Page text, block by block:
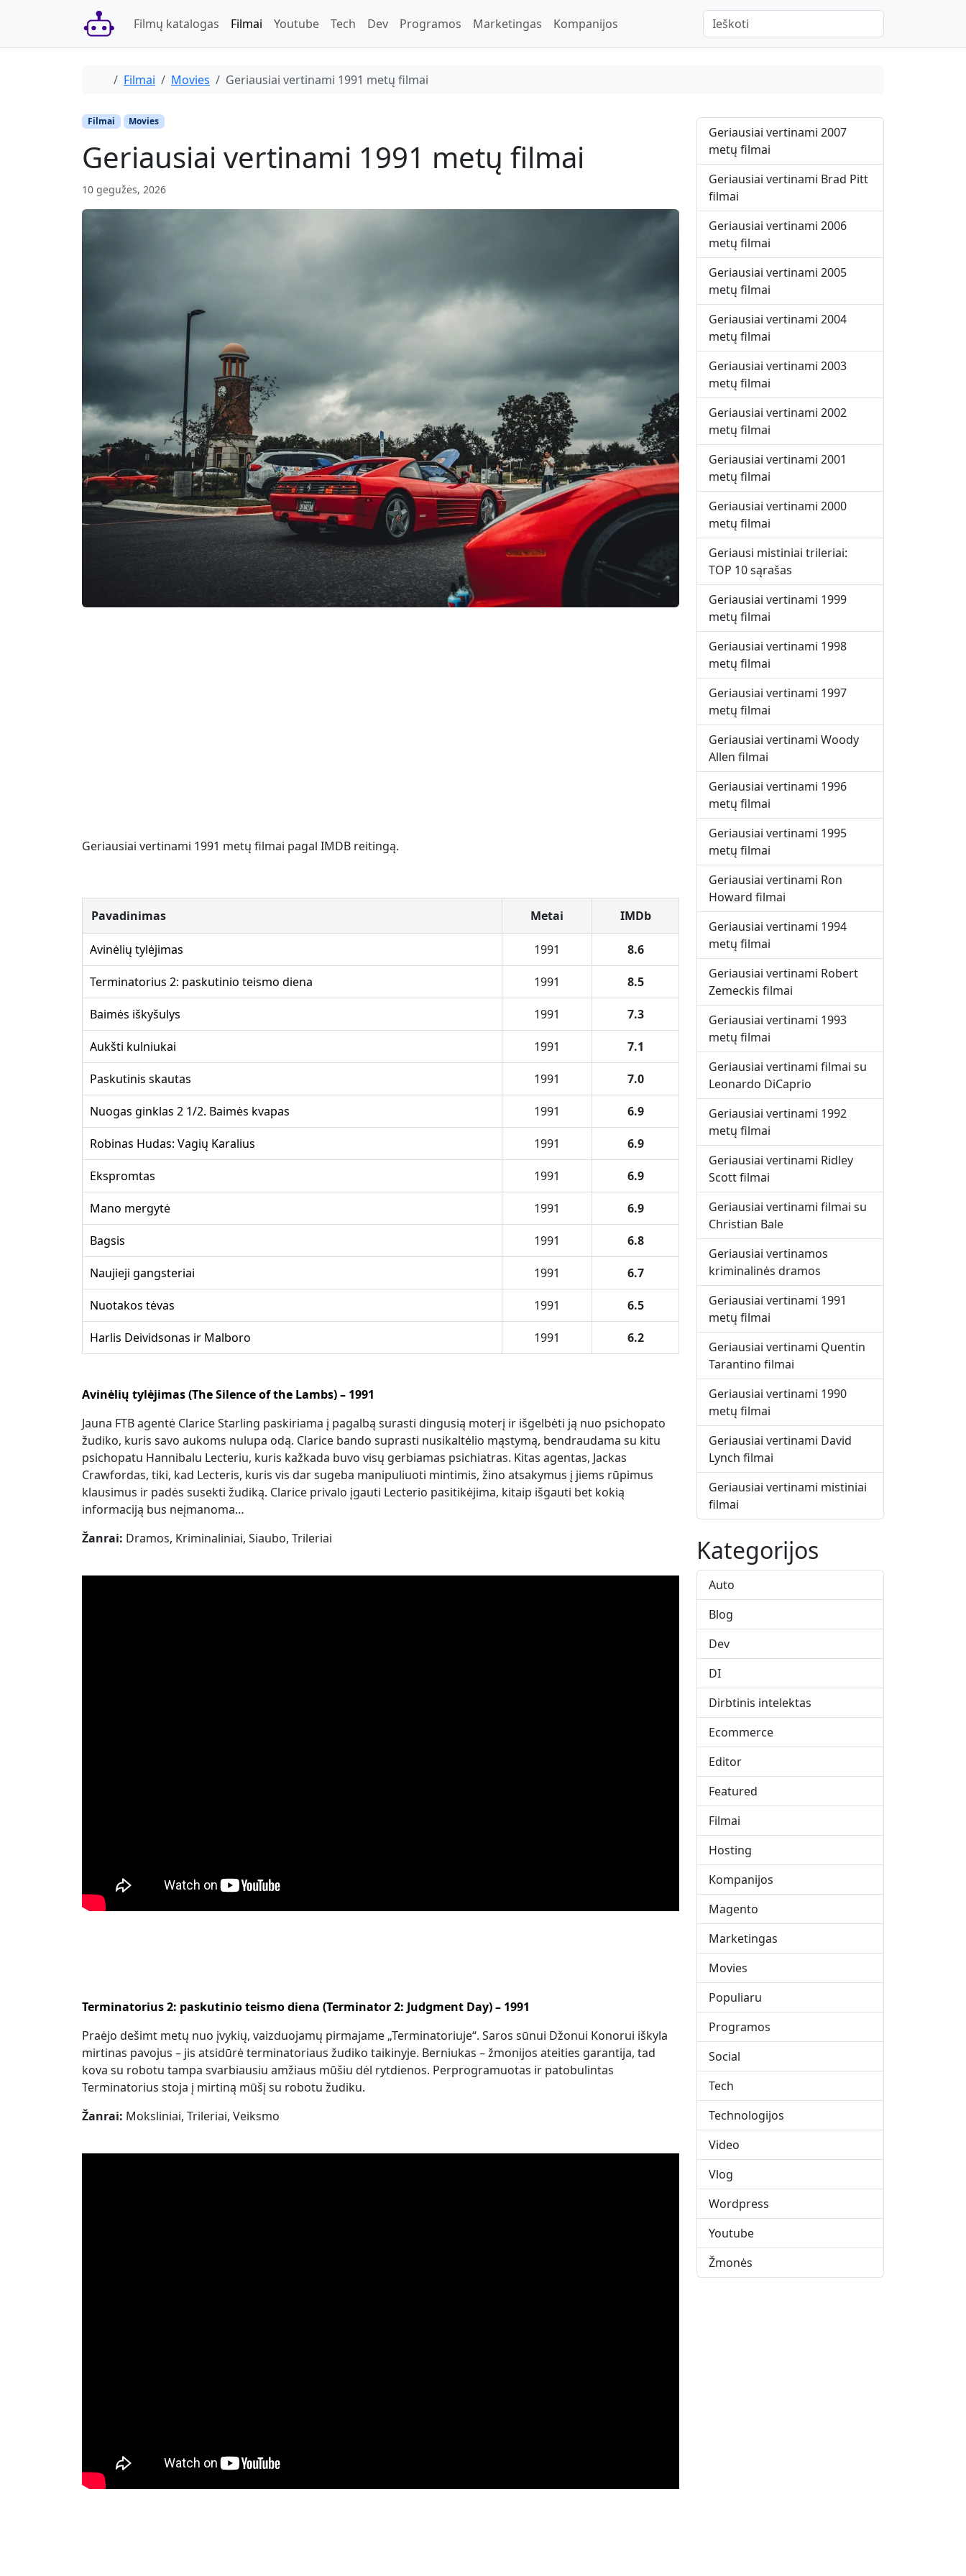
Filmų katalogas
Filmai Youtube Tech Dev Programos Marketingas
Kompanijos
When autocomplete results are available use
Home
Filmai Movies Geriausiai vertinami 1991 metų filmai
Filmai Movies
Geriausiai vertinami 1991 metų filmai
10 gegužės, 2026
Geriausiai vertinami 1991 metų filmai pagal IMDB reitingą.
Pavadinimas Metai IMDb
Avinėlių tylėjimas 1991 8.6
Terminatorius 2: paskutinio teismo diena 1991 8.5
Baimės iškyšulys 1991 7.3
Aukšti kulniukai 1991 7.1
Paskutinis skautas 1991 7.0
Nuogas ginklas 2 1/2. Baimės kvapas 1991 6.9
Robinas Hudas: Vagių Karalius 1991 6.9
Ekspromtas 1991 6.9
Mano mergytė 1991 6.9
Bagsis 1991 6.8
Naujieji gangsteriai 1991 6.7
Nuotakos tėvas 1991 6.5
Harlis Deividsonas ir Malboro 1991 6.2
Avinėlių tylėjimas (The Silence of the Lambs) – 1991
Jauna FTB agentė Clarice Starling paskiriama į pagalbą surasti dingusią moterį ir išgelbėti ją nuo psichopato
žudiko, kuris savo aukoms nulupa odą. Clarice bando suprasti nusikaltėlio mąstymą, bendraudama su kitu
psichopatu Hannibalu Lecteriu, kuris kažkada buvo visų gerbiamas psichiatras. Kitas agentas, Jackas
Crawfordas, tiki, kad Lecteris, kuris vis dar sugeba manipuliuoti mintimis, žino atsakymus į jiems rūpimus
klausimus ir padės susekti žudiką. Clarice privalo įgauti Lecterio pasitikėjima, kitaip išgauti bet kokią
informaciją bus neįmanoma…
Žanrai: Dramos, Kriminaliniai, Siaubo, Trileriai
Terminatorius 2: paskutinio teismo diena (Terminator 2: Judgment Day) – 1991
Praėjo dešimt metų nuo įvykių, vaizduojamų pirmajame „Terminatoriuje“. Saros sūnui Džonui Konorui iškyla
mirtinas pavojus – jis atsidūrė terminatoriaus žudiko taikinyje. Berniukas – žmonijos ateities garantija, tad
kova su robotu tampa svarbiausiu amžiaus mūšiu dėl rytdienos. Perprogramuotas ir patobulintas
Terminatorius stoja į mirtiną mūšį su robotu žudiku.
Žanrai: Moksliniai, Trileriai, Veiksmo
Geriausiai vertinami 2007
metų filmai
Geriausiai vertinami Brad Pitt
filmai
Geriausiai vertinami 2006
metų filmai
Geriausiai vertinami 2005
metų filmai
Geriausiai vertinami 2004
metų filmai
Geriausiai vertinami 2003
metų filmai
Geriausiai vertinami 2002
metų filmai
Geriausiai vertinami 2001
metų filmai
Geriausiai vertinami 2000
metų filmai
Geriausi mistiniai trileriai:
TOP 10 sąrašas
Geriausiai vertinami 1999
metų filmai
Geriausiai vertinami 1998
metų filmai
Geriausiai vertinami 1997
metų filmai
Geriausiai vertinami Woody
Allen filmai
Geriausiai vertinami 1996
metų filmai
Geriausiai vertinami 1995
metų filmai
Geriausiai vertinami Ron
Howard filmai
Geriausiai vertinami 1994
metų filmai
Geriausiai vertinami Robert
Zemeckis filmai
Geriausiai vertinami 1993
metų filmai
Geriausiai vertinami filmai su
Leonardo DiCaprio
Geriausiai vertinami 1992
metų filmai
Geriausiai vertinami Ridley
Scott filmai
Geriausiai vertinami filmai su
Christian Bale
Geriausiai vertinamos
kriminalinės dramos
Geriausiai vertinami 1991
metų filmai
Geriausiai vertinami Quentin
Tarantino filmai
Geriausiai vertinami 1990
metų filmai
Geriausiai vertinami David
Lynch filmai
Geriausiai vertinami mistiniai
filmai
Kategorijos
Auto
Blog
Dev
DI
Dirbtinis intelektas
Ecommerce
Editor
Featured
Filmai
Hosting
Kompanijos
Magento
Marketingas
Movies
Populiaru
Programos
Social
Tech
Technologijos
Video
Vlog
Wordpress
Youtube
Žmonės